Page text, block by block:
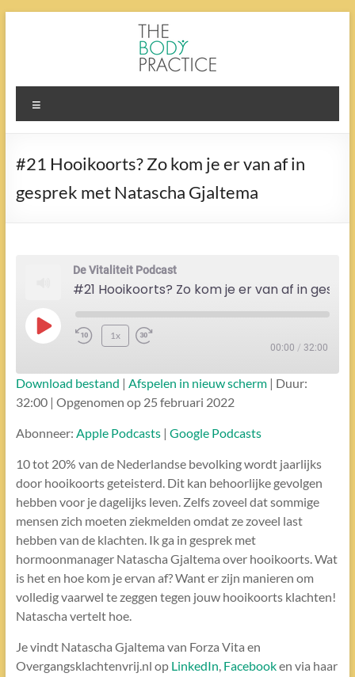
The
Body
Practice
#21 Hooikoorts? Zo kom je er van af in
gesprek met Natascha Gjaltema
De Vitaliteit Podcast
Play
Episode
1x
00:00 / 32:00
ABONNEREN DELEN
Apple Podcasts Google Podcasts
DELEN
EMBED
Download bestand | Afspelen in nieuw scherm| Duur:
32:00| Opgenomen op 25 februari 2022
Abonneer: Apple Podcasts| Google Podcasts
10 tot 20% van de Nederlandse bevolking wordt jaarlijks
door hooikoorts geteisterd. Dit kan behoorlijke gevolgen
hebben voor je dagelijks leven. Zelfs zoveel dat sommige
mensen zich moeten ziekmelden omdat ze zoveel last
hebben van de klachten. Ik ga in gesprek met
hormoonmanager Natascha Gjaltema over hooikoorts. Wat
is het en hoe kom je ervan af? Want er zijn manieren om
volledig vaarwel te zeggen tegen jouw hooikoorts klachten!
Natascha vertelt hoe.
Je vindt Natascha Gjaltema van Forza Vita en
Overgangsklachtenvrij.nl op LinkedIn, Facebooken via haar